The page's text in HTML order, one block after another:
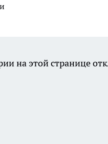
на этой странице